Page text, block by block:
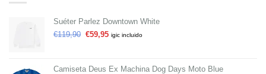
Suéter Parlez Downtown White
€119,90 €59,95 igic incluido
Camiseta Deus Ex Machina Dog Days Moto Blue